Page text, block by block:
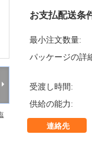
お支払配送条
最小注文数量:
パッケージの詳
受渡し時間:
供給の能力:
連絡先